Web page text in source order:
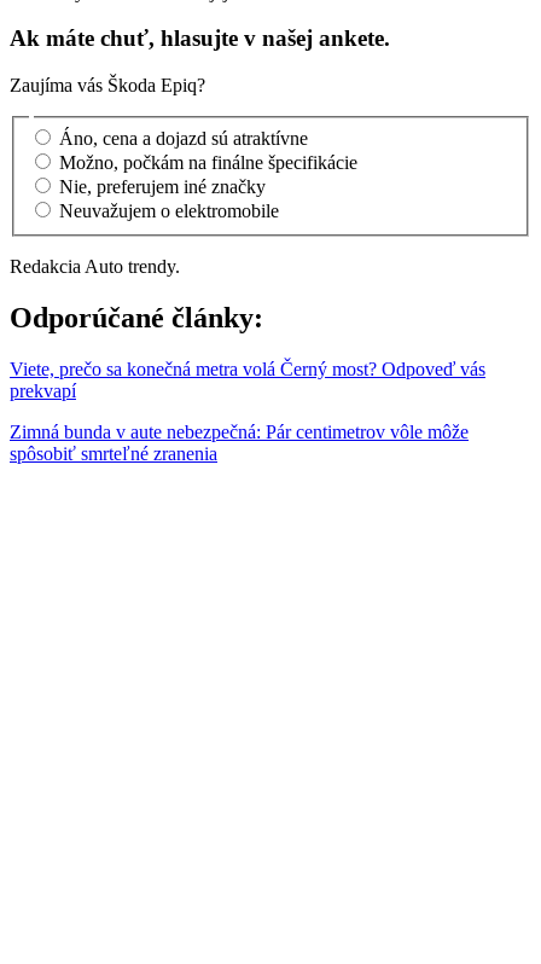
Ak máte chuť, hlasujte v našej ankete.
Zaujíma vás Škoda Epiq?
Áno, cena a dojazd sú atraktívne
Možno, počkám na finálne špecifikácie
Nie, preferujem iné značky
Neuvažujem o elektromobile
Redakcia Auto trendy.
Odporúčané články:
Viete, prečo sa konečná metra volá Černý most? Odpoveď vás
prekvapí
Zimná bunda v aute nebezpečná: Pár centimetrov vôle môže
spôsobiť smrteľné zranenia